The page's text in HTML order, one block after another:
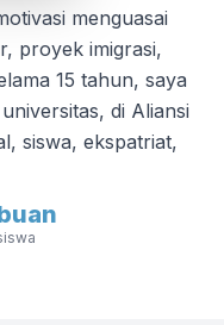
menguasai
proyek imigrasi,
15 tahun, saya
di Aliansi
siswa, ekspatriat,